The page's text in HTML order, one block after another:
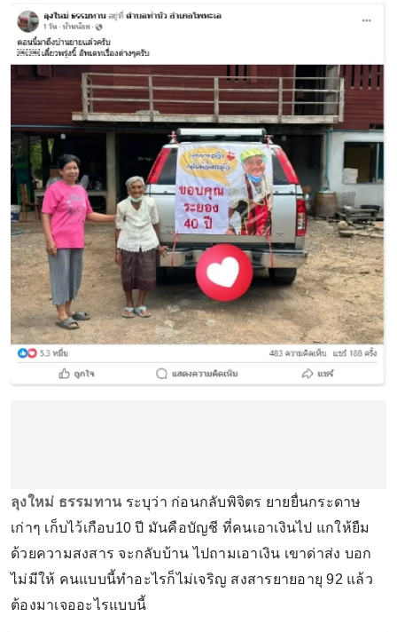
ลุงใหม่ ธรรมทาน ระบุว่า ก่อนกลับพิจิตร ยายยื่นกระดาษ
เก่าๆ เก็บไว้เกือบ10 ปี มันคือบัญชี ที่คนเอาเงินไป แกให้ยืม
ด้วยความสงสาร จะกลับบ้าน ไปถามเอาเงิน เขาด่าส่ง บอก
ไม่มีให้ คนแบบนี้ทำอะไรก็ไม่เจริญ สงสารยายอายุ 92 แล้ว
ต้องมาเจออะไรแบบนี้